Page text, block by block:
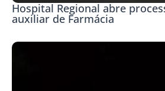
Hospital Regional abre
auxiliar de Farmácia